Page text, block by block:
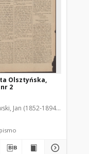
Olsztyńska,
2
Jan (1852-1894). Red.